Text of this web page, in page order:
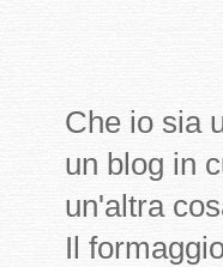
Che io sia
un blog in
un'altra
Il